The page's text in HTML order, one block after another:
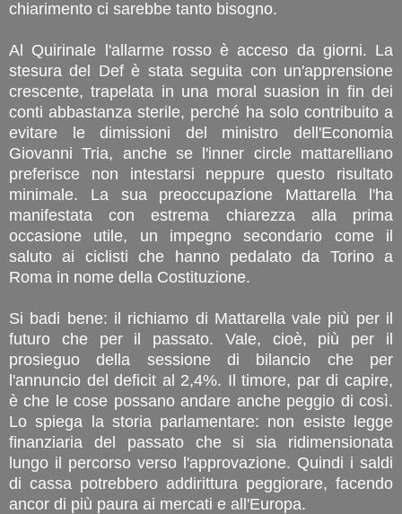
chiarimento ci sarebbe tanto bisogno.
Al Quirinale l'allarme rosso è acceso da giorni. La
stesura del Def è stata seguita con un'apprensione
crescente, trapelata in una moral suasion in fin dei
conti abbastanza sterile, perché ha solo contribuito a
evitare le dimissioni del ministro dell'Economia
Giovanni Tria, anche se l'inner circle mattarelliano
preferisce non intestarsi neppure questo risultato
minimale. La sua preoccupazione Mattarella l'ha
manifestata con estrema chiarezza alla prima
occasione utile, un impegno secondario come il
saluto ai ciclisti che hanno pedalato da Torino a
Roma in nome della Costituzione.
Si badi bene: il richiamo di Mattarella vale più per il
futuro che per il passato. Vale, cioè, più per il
prosieguo della sessione di bilancio che per
l'annuncio del deficit al 2,4%. Il timore, par di capire,
è che le cose possano andare anche peggio di così.
Lo spiega la storia parlamentare: non esiste legge
finanziaria del passato che si sia ridimensionata
lungo il percorso verso l'approvazione. Quindi i saldi
di cassa potrebbero addirittura peggiorare, facendo
ancor di più paura ai mercati e all'Europa.